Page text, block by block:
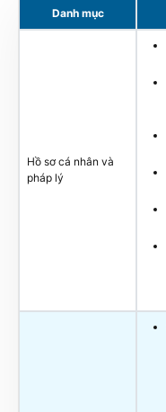
Danh mục
Hồ sơ cá nhân và
pháp lý